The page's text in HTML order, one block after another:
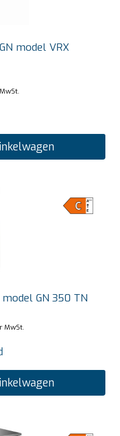
model VRX
GN 350 TN
MwSt.